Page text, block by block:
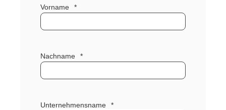
Vorname *
Nachname *
Unternehmensname *